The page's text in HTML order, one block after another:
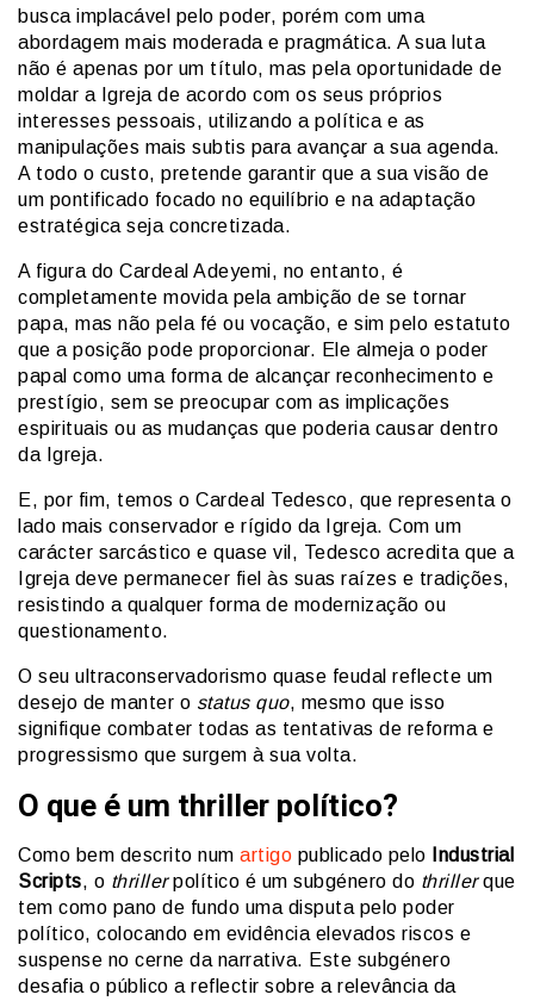
busca implacável pelo poder, porém com uma
abordagem mais moderada e pragmática. A sua luta
não é apenas por um título, mas pela oportunidade de
moldar a Igreja de acordo com os seus próprios
interesses pessoais, utilizando a política e as
manipulações mais subtis para avançar a sua agenda.
A todo o custo, pretende garantir que a sua visão de
um pontificado focado no equilíbrio e na adaptação
estratégica seja concretizada.
A figura do Cardeal Adeyemi, no entanto, é
completamente movida pela ambição de se tornar
papa, mas não pela fé ou vocação, e sim pelo estatuto
que a posição pode proporcionar. Ele almeja o poder
papal como uma forma de alcançar reconhecimento e
prestígio, sem se preocupar com as implicações
espirituais ou as mudanças que poderia causar dentro
da Igreja.
E, por fim, temos o Cardeal Tedesco, que representa o
lado mais conservador e rígido da Igreja. Com um
carácter sarcástico e quase vil, Tedesco acredita que a
Igreja deve permanecer fiel às suas raízes e tradições,
resistindo a qualquer forma de modernização ou
questionamento.
O seu ultraconservadorismo quase feudal reflecte um
desejo de manter o status quo, mesmo que isso
signifique combater todas as tentativas de reforma e
progressismo que surgem à sua volta.
O que é um thriller político?
Como bem descrito num artigo publicado pelo
Industrial
Scripts, o thrillerpolítico é um subgénero do thrillerque
tem como pano de fundo uma disputa pelo poder
político, colocando em evidência elevados riscos e
suspense no cerne da narrativa. Este subgénero
desafia o público a reflectir sobre a relevância da